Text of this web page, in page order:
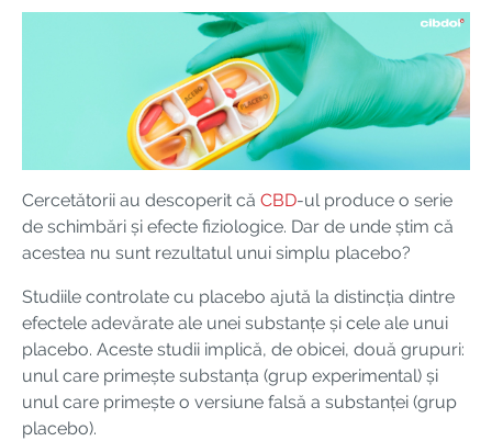
Cercetătorii au descoperit că CBD-ul produce o serie
de schimbări și efecte fiziologice. Dar de unde știm că
acestea nu sunt rezultatul unui simplu placebo?
Studiile controlate cu placebo ajută la distincția dintre
efectele adevărate ale unei substanțe și cele ale unui
placebo. Aceste studii implică, de obicei, două grupuri:
unul care primește substanța (grup experimental) și
unul care primește o versiune falsă a substanței (grup
placebo).